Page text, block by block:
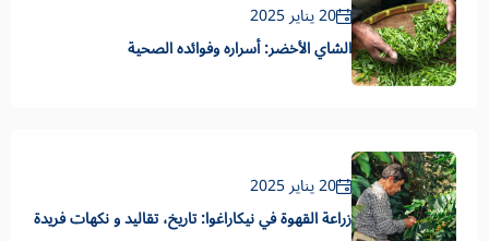
20 يناير 2025
الشاي الأخضر: أسراره وفوائده الصحية
20 يناير 2025
زراعة القهوة في نيكاراغوا: تاريخ، تقاليد و نكهات فريدة